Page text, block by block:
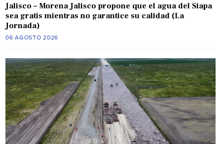
Jalisco – Morena Jalisco propone que el agua del Siapa
sea gratis mientras no garantice su calidad (La
Jornada)
06 AGOSTO 2026